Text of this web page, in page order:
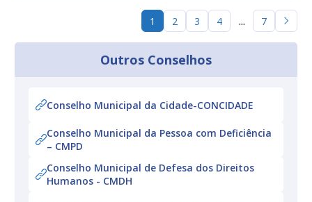
Outros Conselhos
Conselho Municipal da Cidade-CONCIDADE
Conselho Municipal da Pessoa com Deficiência
– CMPD
Conselho Municipal de Defesa dos Direitos
Humanos - CMDH
1 2 3 4 ... 7